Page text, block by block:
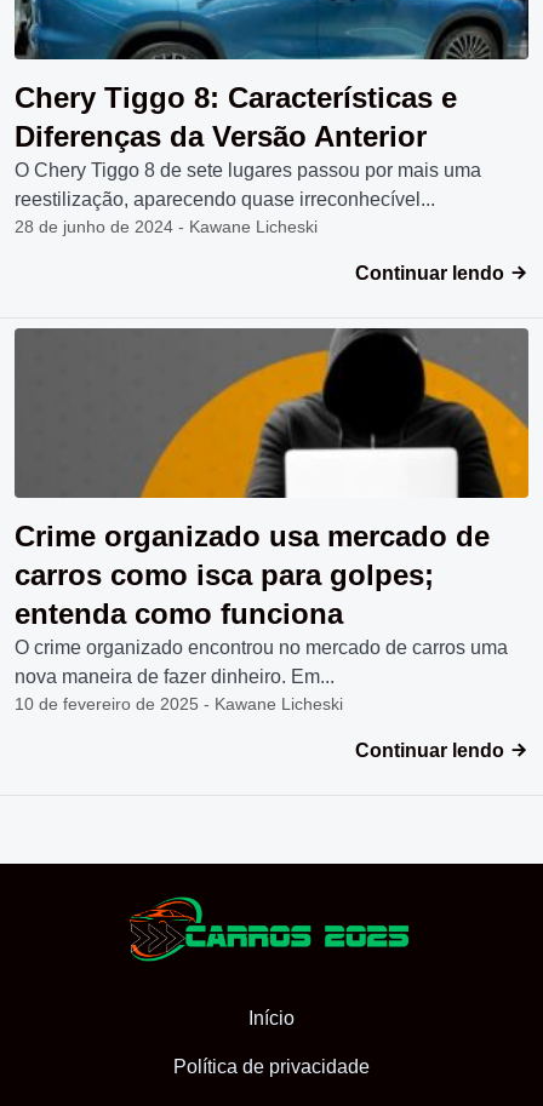
Chery Tiggo 8: Características e
Diferenças da Versão Anterior
O Chery Tiggo 8 de sete lugares passou por mais uma
reestilização, aparecendo quase irreconhecível...
28 de junho de 2024 - Kawane Licheski
Continuar lendo
Crime organizado usa mercado de
carros como isca para golpes;
entenda como funciona
O crime organizado encontrou no mercado de carros uma
nova maneira de fazer dinheiro. Em...
10 de fevereiro de 2025 - Kawane Licheski
Continuar lendo
Início
Política de privacidade